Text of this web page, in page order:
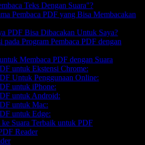
Teks Dengan Suara"?
Pembaca PDF yang Bisa Membacakan
PDF Bisa Dibacakan Untuk Saya?
Program Pembaca PDF dengan
Membaca PDF dengan Suara
untuk Ekstensi Chrome:
Untuk Penggunaan Online:
untuk iPhone:
untuk Android:
untuk Mac:
untuk Edge:
ke Suara Terbaik untuk PDF
Reader